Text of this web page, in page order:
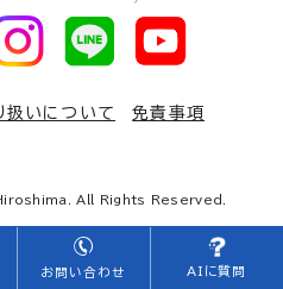
お問い合わせ AIに質問
扱いについて
免責事項
All Rights Reserved.